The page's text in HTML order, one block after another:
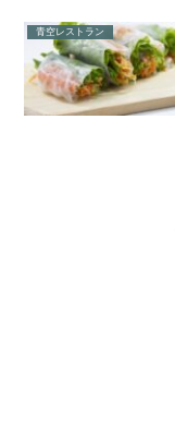
青空レストラン